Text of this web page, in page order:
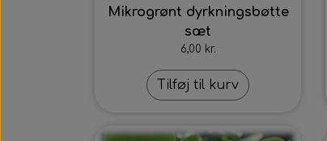
Mikrogrønt dyrkningsbøtte
sæt
6,00 kr.
Tilføj til kurv